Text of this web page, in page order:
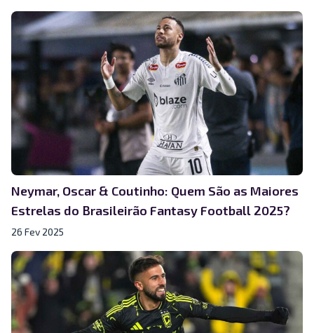
Neymar, Oscar & Coutinho: Quem São as Maiores
Estrelas do Brasileirão Fantasy Football 2025?
26 Fev 2025